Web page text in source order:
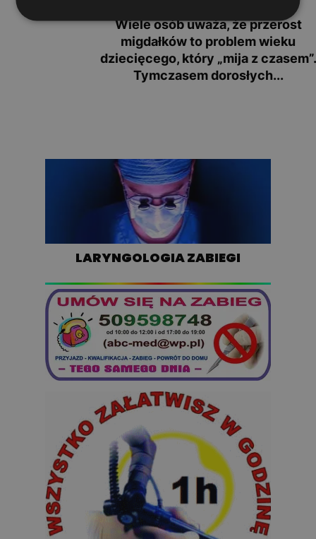
Wiele osób uważa, że przerost
migdałków to problem wieku
dziecięcego, który „mija z czasem”.
Tymczasem dorosłych...
LARYNGOLOGIA ZABIEGI